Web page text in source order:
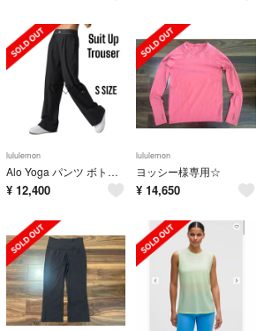
lululemon
Alo Yoga パンツ ボトム スーツアップ トラウザー アローヨガ Sサイズ
¥ 12,400
lululemon
ヨッシー様専用☆
¥ 14,650